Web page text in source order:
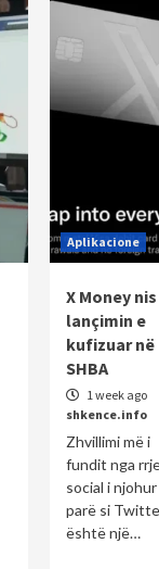
Aplikacione
X Money nis
lançimin e
kufizuar në
SHBA
1 week ago
shkence.info
Zhvillimi më i
fundit nga
social i
parë si
është një…